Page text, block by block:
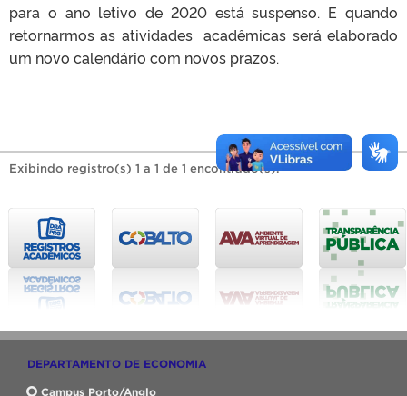
para o ano letivo de 2020 está suspenso. E quando
retornarmos as atividades acadêmicas será elaborado
um novo calendário com novos prazos.
Exibindo registro(s) 1 a 1 de 1 encontrado(s).
DEPARTAMENTO DE ECONOMIA
Campus Porto/Anglo